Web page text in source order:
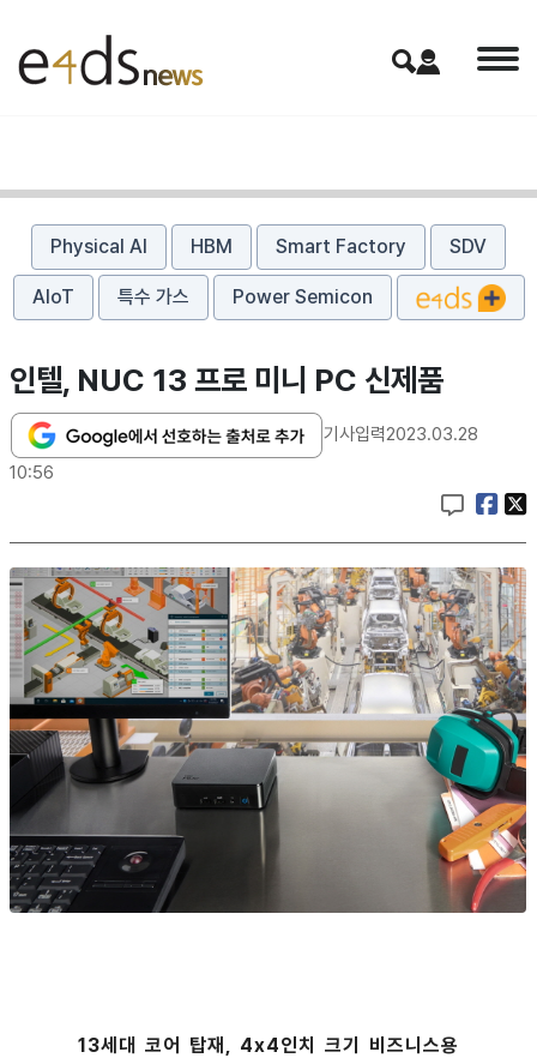
Physical AI HBM Smart Factory SDV
AIoT 특수 가스 Power Semicon
인텔, NUC 13 프로 미니 PC 신제품
기사입력2023.03.28
10:56
13세대 코어 탑재, 4x4인치 크기 비즈니스용